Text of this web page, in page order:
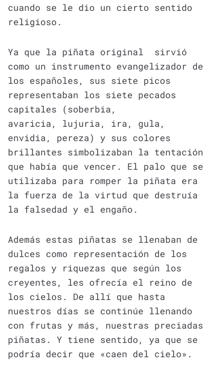
cuando se le dio un cierto sentido
religioso.
Ya que la piñata original sirvió
como un instrumento evangelizador de
los españoles, sus siete picos
representaban los siete pecados
capitales (soberbia,
avaricia, lujuria, ira, gula,
envidia, pereza) y sus colores
brillantes simbolizaban la tentación
que había que vencer. El palo que se
utilizaba para romper la piñata era
la fuerza de la virtud que destruía
la falsedad y el engaño.
Además estas piñatas se llenaban de
dulces como representación de los
regalos y riquezas que según los
creyentes, les ofrecía el reino de
los cielos. De allí que hasta
nuestros días se continúe llenando
con frutas y más, nuestras preciadas
piñatas. Y tiene sentido, ya que se
podría decir que «caen del cielo».